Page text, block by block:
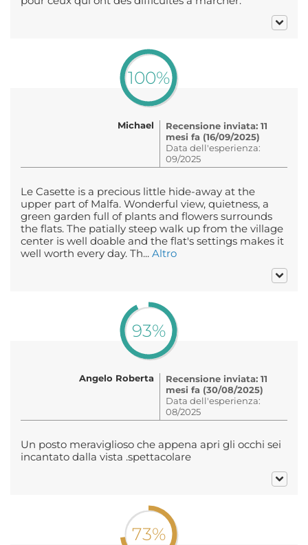
100%
Michael
Recensione inviata: 11
mesi fa (16/09/2025)
Data dell'esperienza:
09/2025
Le Casette is a precious little hide-away at the
upper part of Malfa. Wonderful view, quietness, a
green garden full of plants and flowers surrounds
the flats. The patially steep walk up from the village
center is well doable and the flat's settings makes it
well worth every day. Th... Altro
93%
Angelo Roberta
Recensione inviata: 11
mesi fa (30/08/2025)
Data dell'esperienza:
08/2025
Un posto meraviglioso che appena apri gli occhi sei
incantato dalla vista .spettacolare
73%